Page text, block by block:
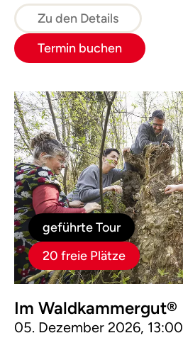
Zu den Details
Termin buchen
geführte Tour
20 freie Plätze
Im Waldkammergut®
05. Dezember 2026, 13:00